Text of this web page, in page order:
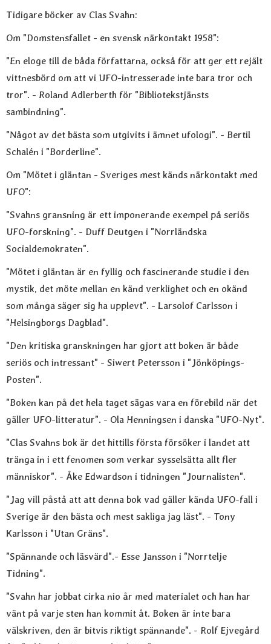
Tidigare böcker av Clas Svahn:
Om "Domstensfallet - en svensk närkontakt 1958":
"En eloge till de båda författarna, också för att ger ett rejält
vittnesbörd om att vi UFO-intresserade inte bara tror och
tror". - Roland Adlerberth för "Bibliotekstjänsts
sambindning".
"Något av det bästa som utgivits i ämnet ufologi". - Bertil
Schalén i "Borderline".
Om "Mötet i gläntan - Sveriges mest känds närkontakt med
UFO":
"Svahns gransning är ett imponerande exempel på seriös
UFO-forskning". - Duff Deutgen i "Norrländska
Socialdemokraten".
"Mötet i gläntan är en fyllig och fascinerande studie i den
mystik, det möte mellan en känd verklighet och en okänd
som många säger sig ha upplevt". - Larsolof Carlsson i
"Helsingborgs Dagblad".
"Den kritiska granskningen har gjort att boken är både
seriös och intressant" - Siwert Petersson i "Jönköpings-
Posten".
"Boken kan på det hela taget sägas vara en förebild när det
gäller UFO-litteratur". - Ola Henningsen i danska "UFO-Nyt".
"Clas Svahns bok är det hittills första försöker i landet att
tränga in i ett fenomen som verkar sysselsätta allt fler
människor". - Åke Edwardson i tidningen "Journalisten".
"Jag vill påstå att att denna bok vad gäller kända UFO-fall i
Sverige är den bästa och mest sakliga jag läst". - Tony
Karlsson i "Utan Gräns".
"Spännande och läsvärd".- Esse Jansson i "Norrtelje
Tidning".
"Svahn har jobbat cirka nio år med materialet och han har
vänt på varje sten han kommit åt. Boken är inte bara
välskriven, den är bitvis riktigt spännande". - Rolf Ejvegård